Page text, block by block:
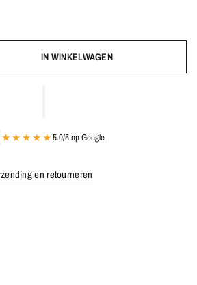
IN WINKELWAGEN
★★★★★5.0/5 op Google
en retourneren